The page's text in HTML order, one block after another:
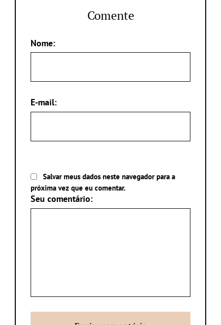
Comente
Nome:
E-mail:
Salvar meus dados neste navegador para a
próxima vez que eu comentar.
Seu comentário: